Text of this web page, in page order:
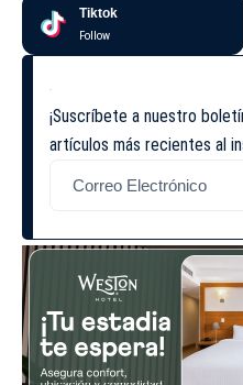
Tiktok
Follow
¡Suscríbete a nuestro
artículos más recientes al